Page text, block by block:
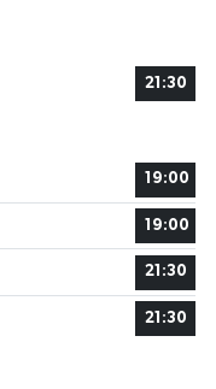
21:30
19:00
19:00
21:30
21:30